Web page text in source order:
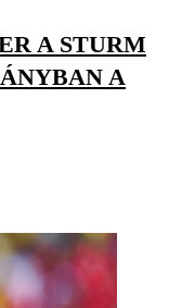
A STURM
A